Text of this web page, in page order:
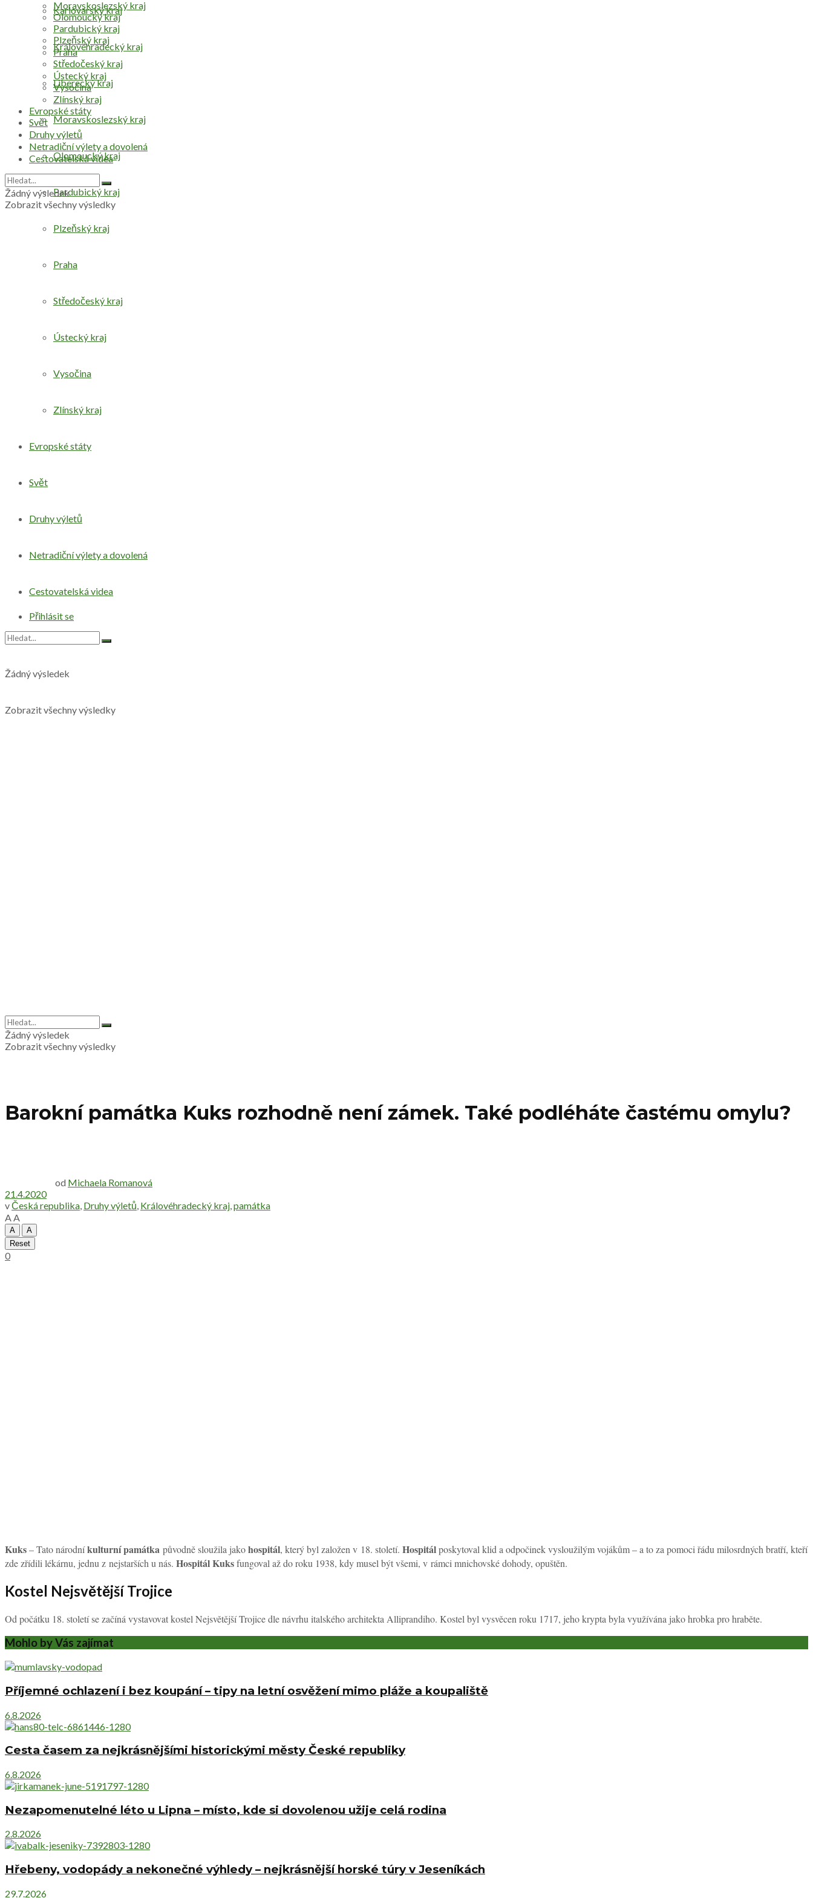
Přihlásit se
Karlovarský kraj
Královéhradecký kraj
Liberecký kraj
Moravskoslezský kraj
Olomoucký kraj
Pardubický kraj
Plzeňský kraj
Praha
Středočeský kraj
Ústecký kraj
Vysočina
Zlínský kraj
Evropské státy
Svět
Druhy výletů
Netradiční výlety a dovolená
Cestovatelská videa
Žádný výsledek
Zobrazit všechny výsledky
Moravskoslezský kraj
Olomoucký kraj
Pardubický kraj
Plzeňský kraj
Praha
Středočeský kraj
Ústecký kraj
Vysočina
Zlínský kraj
Evropské státy
Svět
Druhy výletů
Netradiční výlety a dovolená
Cestovatelská videa
Žádný výsledek
Zobrazit všechny výsledky
Žádný výsledek
Zobrazit všechny výsledky
Barokní památka Kuks rozhodně není zámek. Také podléháte častému omylu?
od Michaela Romanová
21.4.2020
vČeská republika, Druhy výletů, Královéhradecký kraj,památka
AA
A
A
Reset
0
Kuks– Tato národníkulturní památka původně sloužila jakohospitál, který byl založen v 18. století. Hospitálposkytoval klid a odpočinek vysloužilým vojákům – a to za pomoci řádu milosrdných bratří, kteří
zde zřídili lékárnu, jednu z nejstarších u nás. Hospitál Kuksfungoval až do roku 1938, kdy musel být všemi, v rámci mnichovské dohody, opuštěn.
Kostel Nejsvětější Trojice
Od počátku 18. století se začíná vystavovat kostel Nejsvětější Trojice dle návrhu italského architekta Alliprandiho. Kostel byl vysvěcen roku 1717, jeho krypta byla využívána jako hrobka pro hraběte.
Mohlo by Vás zajímat
Příjemné ochlazení i bez koupání – tipy na letní osvěžení mimo pláže a koupaliště
6.8.2026
Cesta časem za nejkrásnějšími historickými městy České republiky
6.8.2026
Nezapomenutelné léto u Lipna – místo, kde si dovolenou užije celá rodina
2.8.2026
Hřebeny, vodopády a nekonečné výhledy – nejkrásnější horské túry v Jeseníkách
29.7.2026